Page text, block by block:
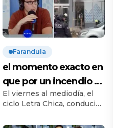
Farandula
el momento exacto en
que por un incendio se
cortó en vivo la
transmisión de Neura –
GENTE Online
El viernes al mediodía, el
ciclo Letra Chica, conducido
vivió un momento de